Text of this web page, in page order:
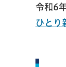
令和6
ひとり